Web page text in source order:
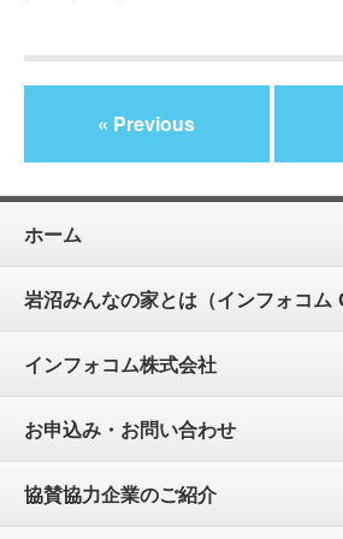
« Previous
ホーム
岩沼みんなの家とは（インフォコム
インフォコム株式会社
お申込み・お問い合わせ
協賛協力企業のご紹介